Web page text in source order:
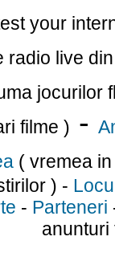
your
radio live
jocurilor
filme ) -
( vremea
) -
- Parteneri
anunturi